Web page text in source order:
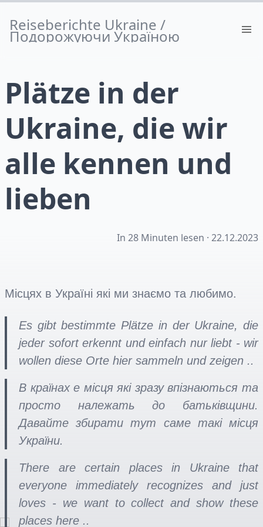
Reiseberichte Ukraine /
Подорожуючи Україною
Plätze in der
Ukraine, die wir
alle kennen und
lieben
In 28 Minuten lesen · 22.12.2023
Місцях в Україні які ми знаємо та любимо.
Es gibt bestimmte Plätze in der Ukraine, die
jeder sofort erkennt und einfach nur liebt - wir
wollen diese Orte hier sammeln und zeigen ..
В країнах е місця які зразу впізнаються та
просто належать до батьківщини.
Давайте збирати тут саме такі місця
України.
There are certain places in Ukraine that
everyone immediately recognizes and just
loves - we want to collect and show these
places here ..